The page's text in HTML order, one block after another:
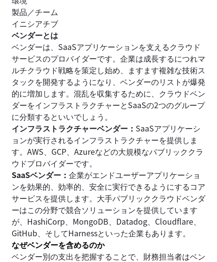
製品／チーム
イニシアチブ
‍ベンダーとは
ベンダーは、SaaSアプリケーションを支えるクラウド
サービスのプロバイダーです。企業は成長するにつれマ
ルチクラウド戦略を策定し始め、ますます複雑な技術ス
タックを開発するようになり、ベンダーのリストが爆発
的に増加します。混乱を収集するために、クラウドベン
ダーをインフラストラクチャーとSaaSの2つのグループ
に分類するといいでしょう。
インフラストラクチャーベンダー ： SaaSアプリケーシ
ョンが実行されるインフラストラクチャーを提供しま
す。AWS、GCP、Azureなどの大規模なパブリッククラ
ウドプロバイダーです。
SaaSベンダー ： 企業がエンドユーザーアプリケーショ
ンを効果的、効率的、安全に実行できるようにするコア
サービスを提供します。大手パブリッククラウドベンダ
ーはこの分野で競合ソリューションを提供しています
が、HashiCorp、MongoDB、Datadog、Cloudflare、
GitHub、そしてHarnessといった企業もあります。
なぜベンダーを含めるのか
ベンダー別の支出を把握することで、財務担当者はベン